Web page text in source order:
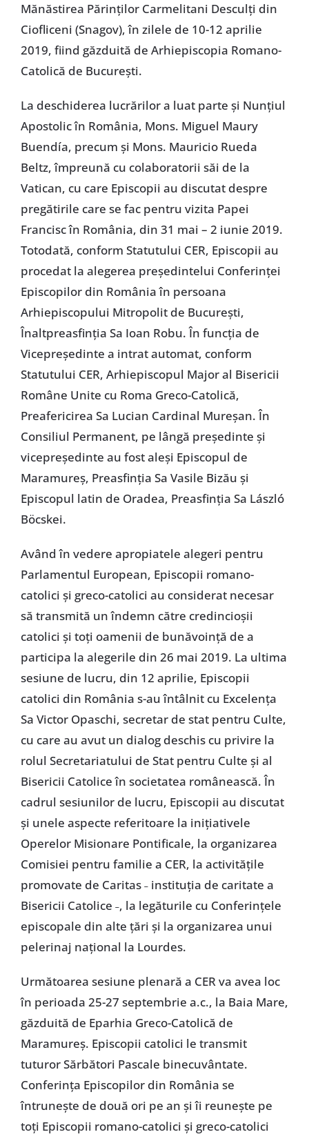
Mănăstirea Părinților Carmelitani Desculți din
Ciofliceni (Snagov), în zilele de 10-12 aprilie
2019, fiind găzduită de Arhiepiscopia Romano-
Catolică de București.
La deschiderea lucrărilor a luat parte și Nunțiul
Apostolic în România, Mons. Miguel Maury
Buendía, precum și Mons. Mauricio Rueda
Beltz, împreună cu colaboratorii săi de la
Vatican, cu care Episcopii au discutat despre
pregătirile care se fac pentru vizita Papei
Francisc în România, din 31 mai – 2 iunie 2019.
Totodată, conform Statutului CER, Episcopii au
procedat la alegerea președintelui Conferinței
Episcopilor din România în persoana
Arhiepiscopului Mitropolit de București,
Înaltpreasfinția Sa Ioan Robu. În funcția de
Vicepreședinte a intrat automat, conform
Statutului CER, Arhiepiscopul Major al Bisericii
Române Unite cu Roma Greco-Catolică,
Preafericirea Sa Lucian Cardinal Mureșan. În
Consiliul Permanent, pe lângă președinte și
vicepreședinte au fost aleși Episcopul de
Maramureș, Preasfinția Sa Vasile Bizău și
Episcopul latin de Oradea, Preasfinția Sa László
Böcskei.
Având în vedere apropiatele alegeri pentru
Parlamentul European, Episcopii romano-
catolici și greco-catolici au considerat necesar
să transmită un îndemn către credincioșii
catolici și toți oamenii de bunăvoință de a
participa la alegerile din 26 mai 2019. La ultima
sesiune de lucru, din 12 aprilie, Episcopii
catolici din România s-au întâlnit cu Excelența
Sa Victor Opaschi, secretar de stat pentru Culte,
cu care au avut un dialog deschis cu privire la
rolul Secretariatului de Stat pentru Culte și al
Bisericii Catolice în societatea românească. În
cadrul sesiunilor de lucru, Episcopii au discutat
și unele aspecte referitoare la inițiativele
Operelor Misionare Pontificale, la organizarea
Comisiei pentru familie a CER, la activitățile
promovate de Caritas ˗ instituția de caritate a
Bisericii Catolice ˗, la legăturile cu Conferințele
episcopale din alte țări și la organizarea unui
pelerinaj național la Lourdes.
Următoarea sesiune plenară a CER va avea loc
în perioada 25-27 septembrie a.c., la Baia Mare,
găzduită de Eparhia Greco-Catolică de
Maramureș. Episcopii catolici le transmit
tuturor Sărbători Pascale binecuvântate.
Conferința Episcopilor din România se
întrunește de două ori pe an și îi reunește pe
toți Episcopii romano-catolici și greco-catolici